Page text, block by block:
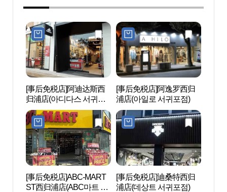
[事后免税店]阿迪达斯西
归浦店(아디다스 서귀포
점)
[事后免税店]阿逸罗西归
浦店(아일로 서귀포점)
[事后免税店]ABC-MART
ST西归浦店(ABC마트 ST
[事后免税店]迪桑特西归
浦店(데상트 서귀포점)